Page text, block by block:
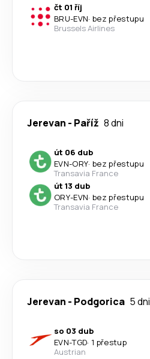
čt 01 říj
BRU-EVN· bez přestupu
Brussels Airlines
Jerevan - Paříž 8 dni
út 06 dub
EVN-ORY· bez přestupu
Transavia France
út 13 dub
ORY-EVN· bez přestupu
Transavia France
Jerevan - Podgorica 5 dni
so 03 dub
EVN-TGD· 1 přestup
Austrian